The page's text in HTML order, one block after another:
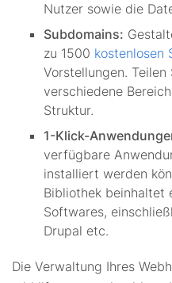
Nutzer sowie die
Subdomains:
zu 1500 kostenlosen
Vorstellungen.
verschiedene
Struktur.
1-Klick-
verfügbare
installiert werden
Bibliothek beinhaltet
Softwares,
Drupal etc.
Die Verwaltung Ihres